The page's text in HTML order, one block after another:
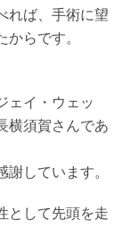
れば、手術に望
らです。
ェイ・ウェッ
横須賀さんであ
しています。
として先頭を走